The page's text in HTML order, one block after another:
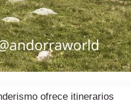
ofrece itinerarios